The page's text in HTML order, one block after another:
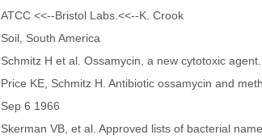
ATCC <<--Bristol Labs.<<--K. Crook
Soil, South America
Schmitz H et al. Ossamycin, a new cytotoxic
Price KE, Schmitz H. Antibiotic ossamycin and
Sep 6 1966
Skerman VB, et al. Approved lists of bacterial